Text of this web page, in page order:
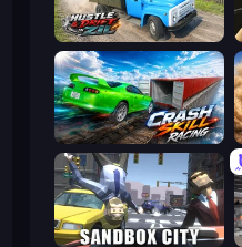
Hustle & Drift in ZIL
Crash Skill Racing
Sandbox City